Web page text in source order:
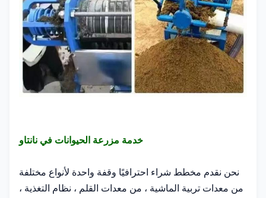
خدمة مزرعة الحيوانات في نانتاو
نحن نقدم مخطط شراء احترافيًا وقفة واحدة لأنواع مختلفة
من معدات تربية الماشية ، من معدات القلم ، نظام التغذية ،